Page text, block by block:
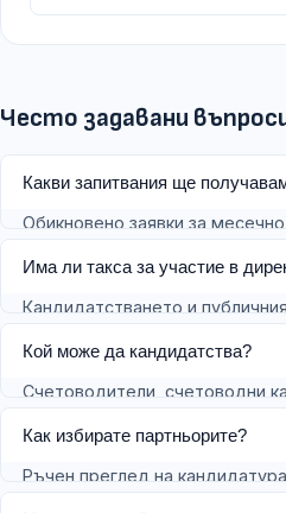
Често задавани
Какви запитвания ще
Обикновено заявки за
договори и правни казуси, HR
пакети — според това как сте
Има ли такса за участие в
Кандидатстването и
одобрени профили. Отделно
партньорска програма с
задължителна за директорията.
Кой може да кандидатства?
Счетоводители, счетоводни
обслужват запитвания от
Как избирате партньорите?
Ръчен преглед на